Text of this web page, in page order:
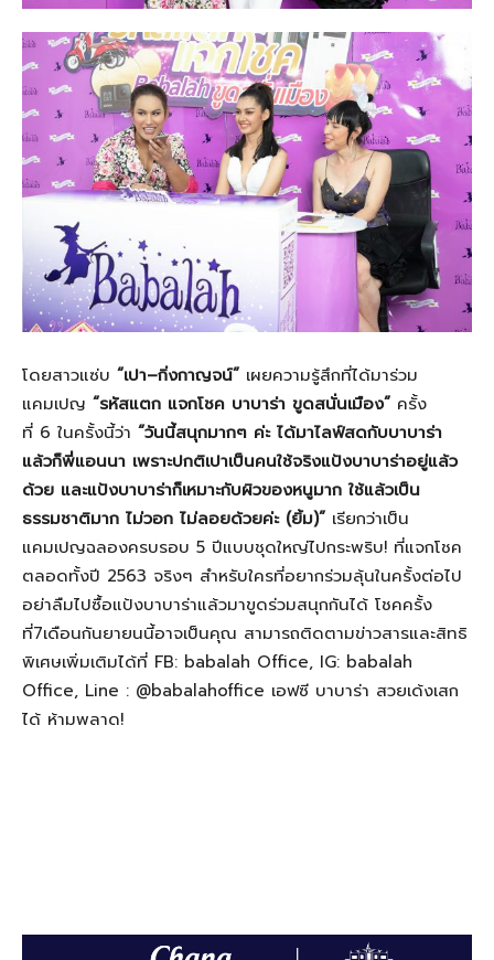
โดยสาวแซ่บ “เปา–กิ่งกาญจน์” เผยความรู้สึกที่ได้มาร่วม
แคมเปญ “รหัสแตก แจกโชค บาบาร่า ขูดสนั่นเมือง” ครั้ง
ที่ 6 ในครั้งนี้ว่า “วันนี้สนุกมากๆ ค่ะ ได้มาไลฟ์สดกับบาบาร่า
แล้วก็พี่แอนนา เพราะปกติเปาเป็นคนใช้จริงแป้งบาบาร่าอยู่แล้ว
ด้วย และแป้งบาบาร่าก็เหมาะกับผิวของหนูมาก ใช้แล้วเป็น
ธรรมชาติมาก ไม่วอก ไม่ลอยด้วยค่ะ (ยิ้ม)” เรียกว่าเป็น
แคมเปญฉลองครบรอบ 5 ปีแบบชุดใหญ่ไปกระพริบ! ที่แจกโชค
ตลอดทั้งปี 2563 จริงๆ สำหรับใครที่อยากร่วมลุ้นในครั้งต่อไป
อย่าลืมไปซื้อแป้งบาบาร่าแล้วมาขูดร่วมสนุกกันได้ โชคครั้ง
ที่7เดือนกันยายนนี้อาจเป็นคุณ สามารถติดตามข่าวสารและสิทธิ
พิเศษเพิ่มเติมได้ที่ FB: babalah Office, IG: babalah
Office, Line : @babalahoffice เอฟซี บาบาร่า สวยเด้งเสก
ได้ ห้ามพลาด!